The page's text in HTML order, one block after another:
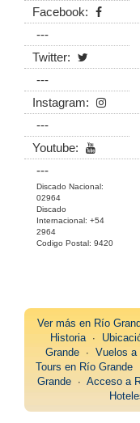
Facebook:
---
Twitter:
---
Instagram:
---
Youtube:
---
Discado Nacional:
02964
Discado
Internacional: +54
2964
Codigo Postal: 9420
Ver más en Río
Historia∙
Grande ∙ Vuelos a
Tours en Río Grande
Grande∙ Acceso a